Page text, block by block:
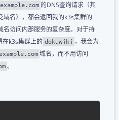
的DNS查询请求（其
域名），都会返回我的k3s集群的
访问内部服务的复杂度。对于持
在k3s集群上的 dokuwiki ，我会为
域名，而不用访问
。